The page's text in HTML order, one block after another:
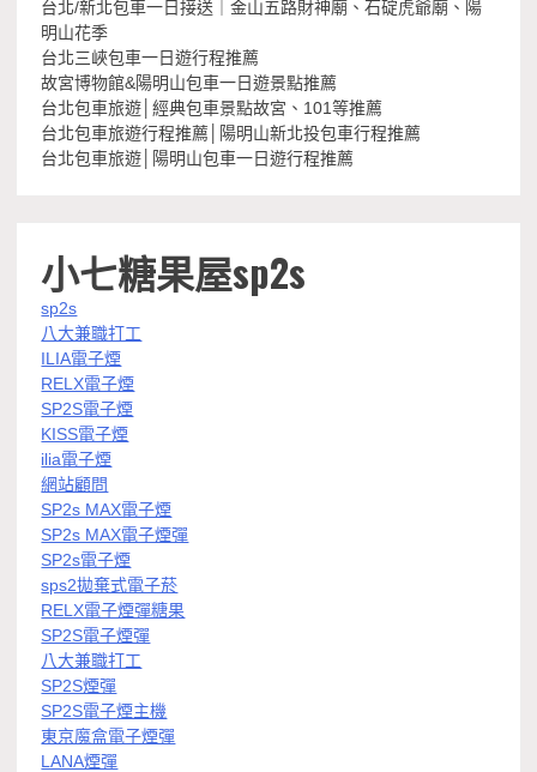
台北/新北包車一日接送｜金山五路財神廟、石碇虎爺廟、陽
明山花季
台北三峽包車一日遊行程推薦
故宮博物館&陽明山包車一日遊景點推薦
台北包車旅遊│經典包車景點故宮、101等推薦
台北包車旅遊行程推薦│陽明山新北投包車行程推薦
台北包車旅遊│陽明山包車一日遊行程推薦
小七糖果屋sp2s
sp2s
八大兼職打工
ILIA電子煙
RELX電子煙
SP2S電子煙
KISS電子煙
ilia電子煙
網站顧問
SP2s MAX電子煙
SP2s MAX電子煙彈
SP2s電子煙
sps2拋棄式電子菸
RELX電子煙彈糖果
SP2S電子煙彈
八大兼職打工
SP2S煙彈
SP2S電子煙主機
東京魔盒電子煙彈
LANA煙彈